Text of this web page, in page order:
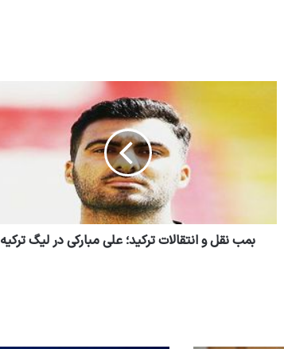
بمب نقل و انتقالات ترکید؛ علی مبارکی در لیگ ترکیه